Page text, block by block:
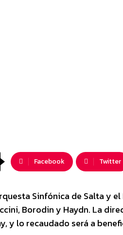
Facebook Twitter
Sinfónica de Salta y
Borodin y Haydn. La
y lo recaudado será a